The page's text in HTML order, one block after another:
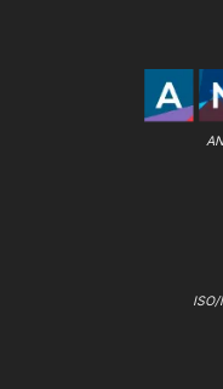
ISO/